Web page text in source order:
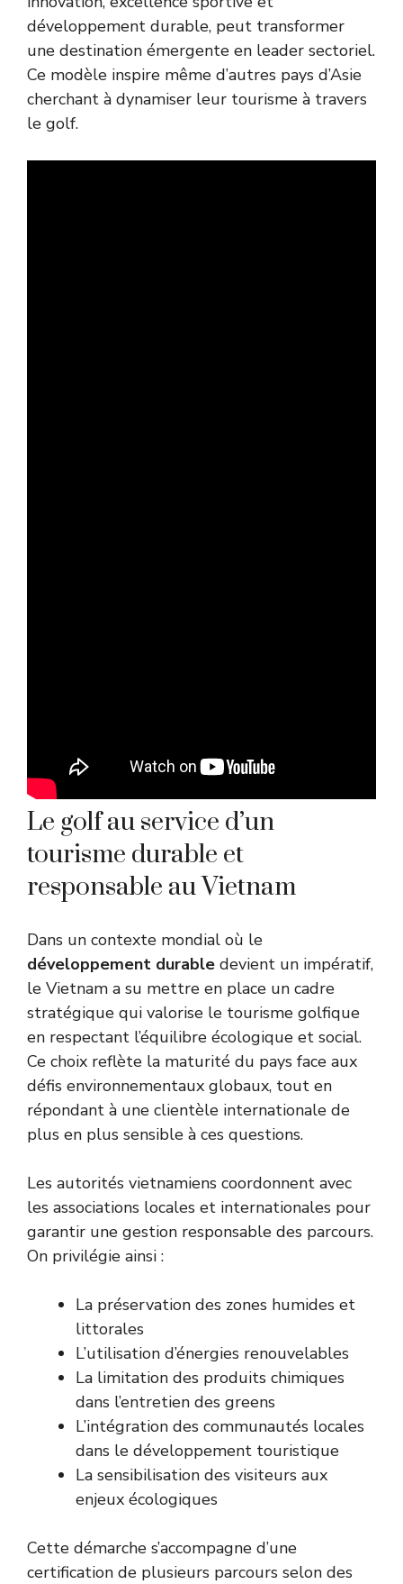
développement durable, peut transformer
une destination émergente en leader sectoriel.
Ce modèle inspire même d’autres pays d’Asie
cherchant à dynamiser leur tourisme à travers
le golf.
Le golf au service d’un
tourisme durable et
responsable au Vietnam
Dans un contexte mondial où le
développement durable devient un impératif,
le Vietnam a su mettre en place un cadre
stratégique qui valorise le tourisme golfique
en respectant l’équilibre écologique et social.
Ce choix reflète la maturité du pays face aux
défis environnementaux globaux, tout en
répondant à une clientèle internationale de
plus en plus sensible à ces questions.
Les autorités vietnamiens coordonnent avec
les associations locales et internationales pour
garantir une gestion responsable des parcours.
On privilégie ainsi :
La préservation des zones humides et
littorales
L’utilisation d’énergies renouvelables
La limitation des produits chimiques
dans l’entretien des greens
L’intégration des communautés locales
dans le développement touristique
La sensibilisation des visiteurs aux
enjeux écologiques
Cette démarche s’accompagne d’une
certification de plusieurs parcours selon des